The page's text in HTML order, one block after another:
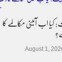
اب آئینی مکالمے کا
August 1,